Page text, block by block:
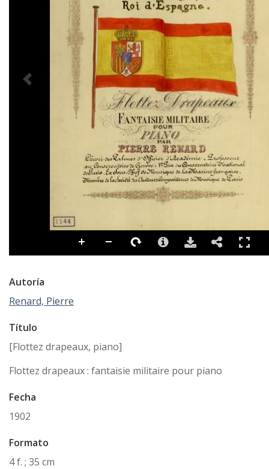
PREVIOUS IMAGE
Autoría
Renard, Pierre
Título
[Flottez drapeaux, piano]
Flottez drapeaux : fantaisie militaire pour piano
Fecha
1902
Formato
4 f. ; 35 cm